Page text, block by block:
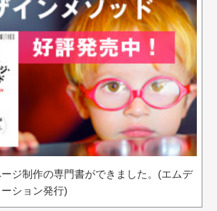
ジ制作の専門書ができました。(エムデ
ション発行)